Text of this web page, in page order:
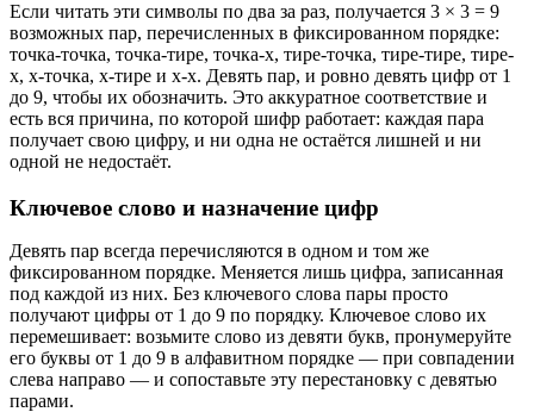
Если читать эти символы по два за раз, получается 3 × 3 = 9
возможных пар, перечисленных в фиксированном порядке:
точка-точка, точка-тире, точка-x, тире-точка, тире-тире, тире-
x, x-точка, x-тире и x-x. Девять пар, и ровно девять цифр от 1
до 9, чтобы их обозначить. Это аккуратное соответствие и
есть вся причина, по которой шифр работает: каждая пара
получает свою цифру, и ни одна не остаётся лишней и ни
одной не недостаёт.
Ключевое слово и назначение цифр
Девять пар всегда перечисляются в одном и том же
фиксированном порядке. Меняется лишь цифра, записанная
под каждой из них. Без ключевого слова пары просто
получают цифры от 1 до 9 по порядку. Ключевое слово их
перемешивает: возьмите слово из девяти букв, пронумеруйте
его буквы от 1 до 9 в алфавитном порядке — при совпадении
слева направо — и сопоставьте эту перестановку с девятью
парами.